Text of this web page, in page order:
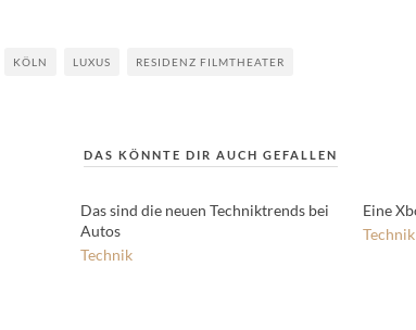
KÖLN LUXUS RESIDENZ FILMTHEATER
DAS KÖNNTE DIR AUCH GEFALLEN
Das sind die neuen Techniktrends bei
Autos
Technik
Eine
Technik